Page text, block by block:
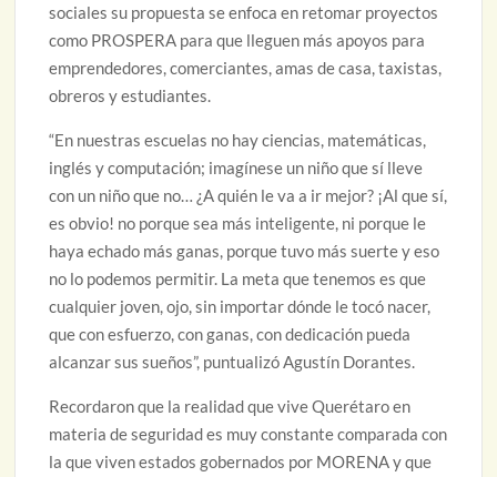
sociales su propuesta se enfoca en retomar proyectos
como PROSPERA para que lleguen más apoyos para
emprendedores, comerciantes, amas de casa, taxistas,
obreros y estudiantes.
“En nuestras escuelas no hay ciencias, matemáticas,
inglés y computación; imagínese un niño que sí lleve
con un niño que no… ¿A quién le va a ir mejor? ¡Al que sí,
es obvio! no porque sea más inteligente, ni porque le
haya echado más ganas, porque tuvo más suerte y eso
no lo podemos permitir. La meta que tenemos es que
cualquier joven, ojo, sin importar dónde le tocó nacer,
que con esfuerzo, con ganas, con dedicación pueda
alcanzar sus sueños”, puntualizó Agustín Dorantes.
Recordaron que la realidad que vive Querétaro en
materia de seguridad es muy constante comparada con
la que viven estados gobernados por MORENA y que